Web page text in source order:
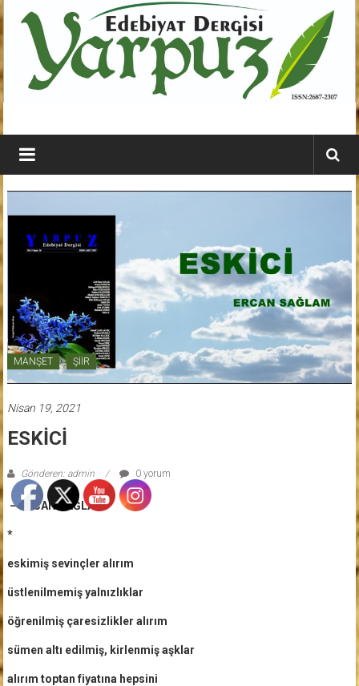
geç
YARPUZ
Edebiyat
Dergisi
Dergisi
MANŞET ŞİİR
Nisan 19, 2021
ESKİCİ
Gönderen: admin 0 yorum
– ERCAN SAĞLAM
*
eskimiş sevinçler alırım
üstlenilmemiş yalnızlıklar
öğrenilmiş çaresizlikler alırım
sümen altı edilmiş, kirlenmiş aşklar
alırım toptan fiyatına hepsini